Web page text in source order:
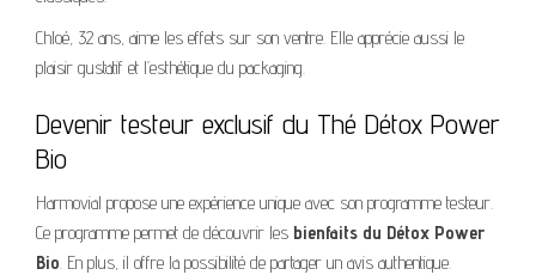
Chloé, 32 ans, aime les effets sur son ventre. Elle apprécie aussi le
plaisir gustatif et l’esthétique du packaging.
Devenir testeur exclusif du Thé Détox Power
Bio
Harmovial propose une expérience unique avec son programme testeur.
Ce programme permet de découvrir les bienfaits du Détox Power
Bio. En plus, il offre la possibilité de partager un avis authentique.